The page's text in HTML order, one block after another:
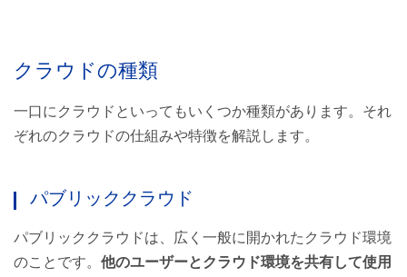
クラウドの種類
一口にクラウドといってもいくつか種類があります。それ
ぞれのクラウドの仕組みや特徴を解説します。
パブリッククラウド
パブリッククラウドは、広く一般に開かれたクラウド環境
のことです。 他のユーザーとクラウド環境を共有して使用